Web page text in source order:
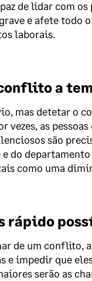
de lidar com
e afete todo
laborais.
a
mas detetar o
vezes, as
são
do
como uma
rápido
de um conflito,
e impedir que
serão as